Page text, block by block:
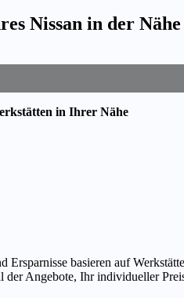
Nissan in der
in Ihrer Nähe
Ersparnisse basieren auf
Angebote, Ihr individueller